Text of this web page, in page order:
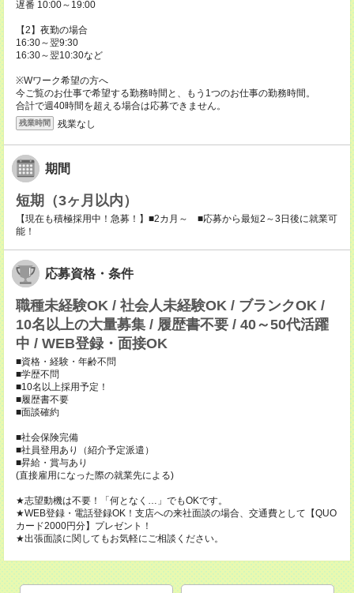
遅番 10:00～19:00
【2】夜勤の場合
16:30～翌9:30
16:30～翌10:30など
※Wワーク希望の方へ
今ご覧のお仕事で希望する勤務時間と、もう1つのお仕事の勤務時間。
合計で週40時間を超える場合は応募できません。
残業時間 残業なし
期間
短期（3ヶ月以内）
【現在も積極採用中！急募！】■2カ月～ ■応募から最短2～3日後に就業可
能！
応募資格・条件
職種未経験OK / 社会人未経験OK / ブランクOK /
10名以上の大量募集 / 履歴書不要 / 40～50代活躍
中 / WEB登録・面接OK
■資格・経験・年齢不問
■学歴不問
■10名以上採用予定！
■履歴書不要
■面談確約
■社会保険完備
■社員登用あり（紹介予定派遣）
■昇給・賞与あり
(直接雇用になった際の就業先による)
★志望動機は不要！「何となく…」でもOKです。
★WEB登録・電話登録OK！支店への来社面談の場合、交通費として【QUO
カード2000円分】プレゼント！
★出張面談に関してもお気軽にご相談ください。